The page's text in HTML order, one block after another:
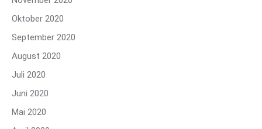
Oktober 2020
September 2020
August 2020
Juli 2020
Juni 2020
Mai 2020